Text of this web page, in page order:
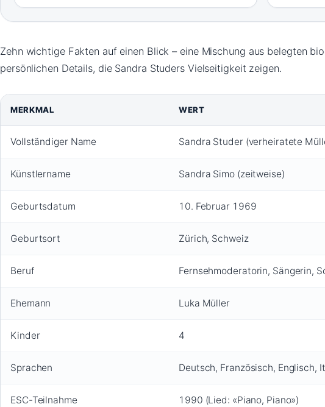
Zehn wichtige Fakten auf einen Blick – eine Mischung aus belegten
persönlichen Details, die Sandra Studers Vielseitigkeit zeigen.
MERKMAL WERT
Vollständiger Name Sandra Studer (verheiratete
Künstlername Sandra Simo (zeitweise)
Geburtsdatum 10. Februar 1969
Geburtsort Zürich, Schweiz
Beruf Fernsehmoderatorin, Sängerin,
Ehemann Luka Müller
Kinder 4
Sprachen Deutsch, Französisch, Englisch,
ESC-Teilnahme 1990 (Lied: «Piano, Piano»)